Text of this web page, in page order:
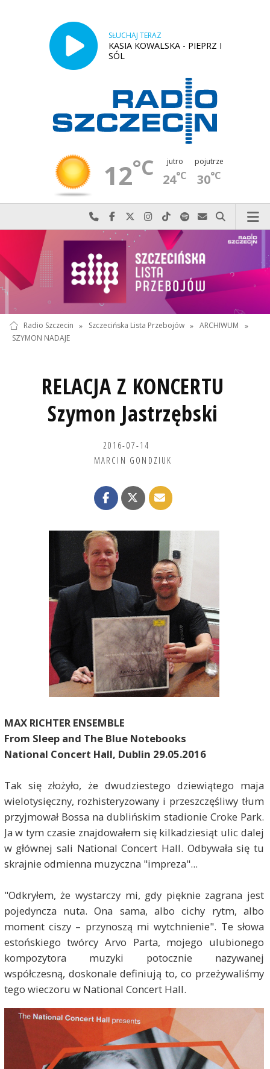
SŁUCHAJ TERAZ
KASIA KOWALSKA - PIEPRZ I
SÓL
12°C jutro
24°C
pojutrze
30°C
Najlepiej po prostu do nas zadzwoń
Odwiedź nas na Facebook-u
Odwiedź nas na X
Odwiedź nas na Instagram-ie
Odwiedź nas na TikTok-u
Szukaj nas na Spotify
Wyślij do nas
Szukaj
Radio Szczecin » Szczecińska Lista Przebojów » ARCHIWUM
»
SZYMON NADAJE
RELACJA Z KONCERTU
Szymon Jastrzębski
2016-07-14
MARCIN GONDZIUK
MAX RICHTER ENSEMBLE
From Sleep and The Blue Notebooks
National Concert Hall, Dublin 29.05.2016
Tak się złożyło, że dwudziestego dziewiątego maja
wielotysięczny, rozhisteryzowany i przeszczęśliwy tłum
przyjmował Bossa na dublińskim stadionie Croke Park.
Ja w tym czasie znajdowałem się kilkadziesiąt ulic dalej
w głównej sali National Concert Hall. Odbywała się tu
skrajnie odmienna muzyczna "impreza"...
"Odkryłem, że wystarczy mi, gdy pięknie zagrana jest
pojedyncza nuta. Ona sama, albo cichy rytm, albo
moment ciszy – przynoszą mi wytchnienie". Te słowa
estońskiego twórcy Arvo Parta, mojego ulubionego
kompozytora muzyki potocznie nazywanej
współczesną, doskonale definiują to, co przeżywaliśmy
tego wieczoru w National Concert Hall.